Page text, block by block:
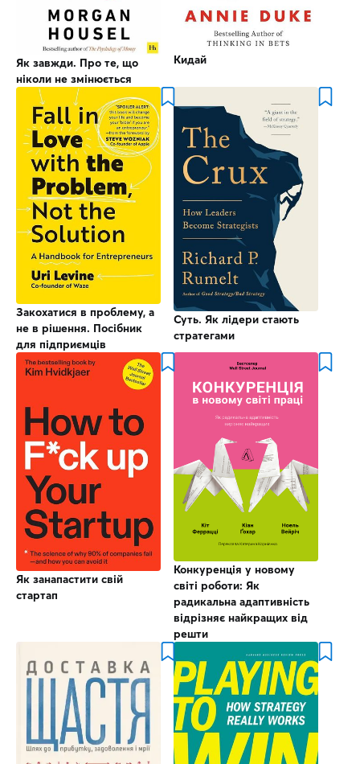
Як завжди. Про те, що
ніколи не змінюється
Кидай
Закохатися в проблему, а
не в рішення. Посібник
для підприємців
Суть. Як лідери стають
стратегами
Як занапастити свій
стартап
Конкуренція у новому
світі роботи: Як
радикальна адаптивність
відрізняє найкращих від
решти